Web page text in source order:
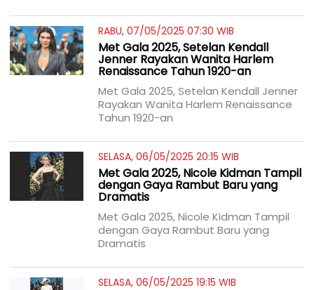
RABU, 07/05/2025 07:30 WIB
Met Gala 2025, Setelan Kendall
Jenner Rayakan Wanita Harlem
Renaissance Tahun 1920-an
Met Gala 2025, Setelan Kendall Jenner
Rayakan Wanita Harlem Renaissance
Tahun 1920-an
SELASA, 06/05/2025 20:15 WIB
Met Gala 2025, Nicole Kidman Tampil
dengan Gaya Rambut Baru yang
Dramatis
Met Gala 2025, Nicole Kidman Tampil
dengan Gaya Rambut Baru yang
Dramatis
SELASA, 06/05/2025 19:15 WIB